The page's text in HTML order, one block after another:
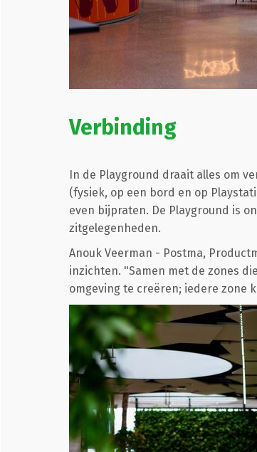
Verbinding
In de Playground draait alles om
(fysiek, op een bord en op
even bijpraten. De Playground is
zitgelegenheden.
Anouk Veerman - Postma,
inzichten. "Samen met de zones
omgeving te creëren; iedere zone